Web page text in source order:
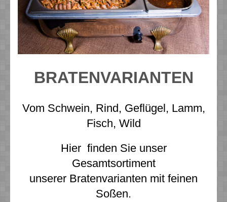
BRATENVARIANTEN
Vom Schwein, Rind, Geflügel, Lamm,
Fisch, Wild
Hier finden Sie unser
Gesamtsortiment
unserer Bratenvarianten mit feinen
Soßen.